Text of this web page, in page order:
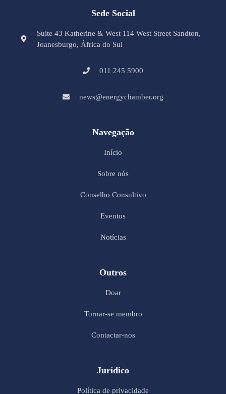
Sede Social
Suite 43 Katherine & West 114 West Street Sandton,
Joanesburgo, África do Sul
011 245 5900
news@energychamber.org
Navegação
Início
Sobre nós
Conselho Consultivo
Eventos
Notícias
Outros
Doar
Tornar-se membro
Contactar-nos
Jurídico
Política de privacidade